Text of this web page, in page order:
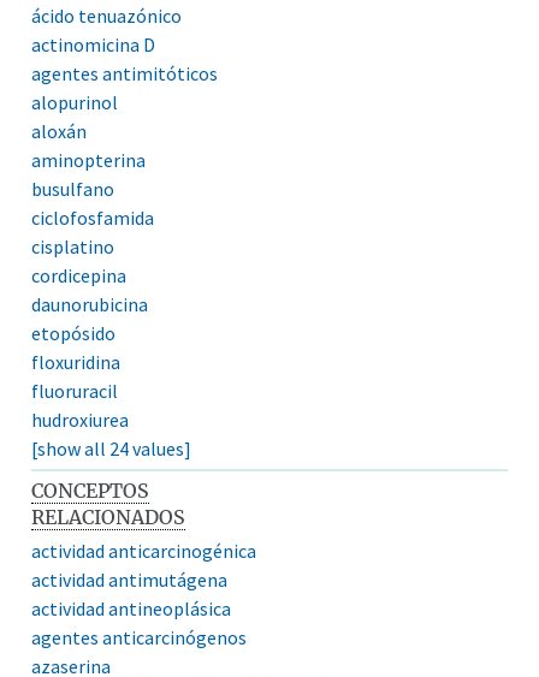
ácido tenuazónico
actinomicina D
agentes antimitóticos
alopurinol
aloxán
aminopterina
busulfano
ciclofosfamida
cisplatino
cordicepina
daunorubicina
etopósido
floxuridina
fluoruracil
hudroxiurea
[show all 24 values]
CONCEPTOS
RELACIONADOS
actividad anticarcinogénica
actividad antimutágena
actividad antineoplásica
agentes anticarcinógenos
azaserina